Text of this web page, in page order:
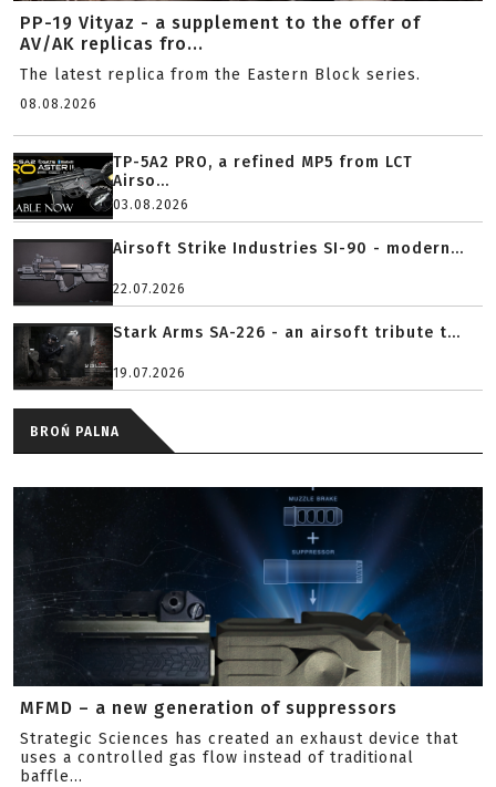
PP-19 Vityaz - a supplement to the offer of
AV/AK replicas fro...
The latest replica from the Eastern Block series.
08.08.2026
TP-5A2 PRO, a refined MP5 from LCT
Airso...
03.08.2026
Airsoft Strike Industries SI-90 - modern...
22.07.2026
Stark Arms SA-226 - an airsoft tribute t...
19.07.2026
BROŃ PALNA
MFMD – a new generation of suppressors
Strategic Sciences has created an exhaust device that
uses a controlled gas flow instead of traditional
baffle...